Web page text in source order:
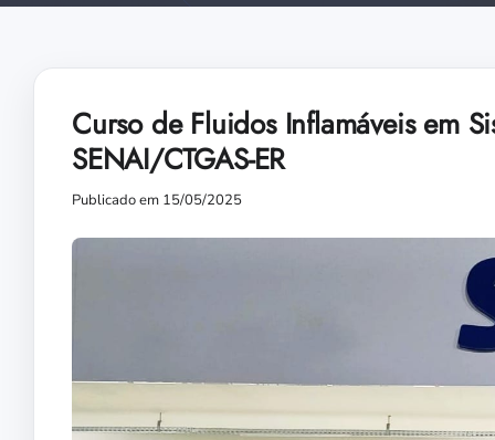
Curso de Fluidos Inflamáveis em
SENAI/CTGAS-ER
Publicado em 15/05/2025